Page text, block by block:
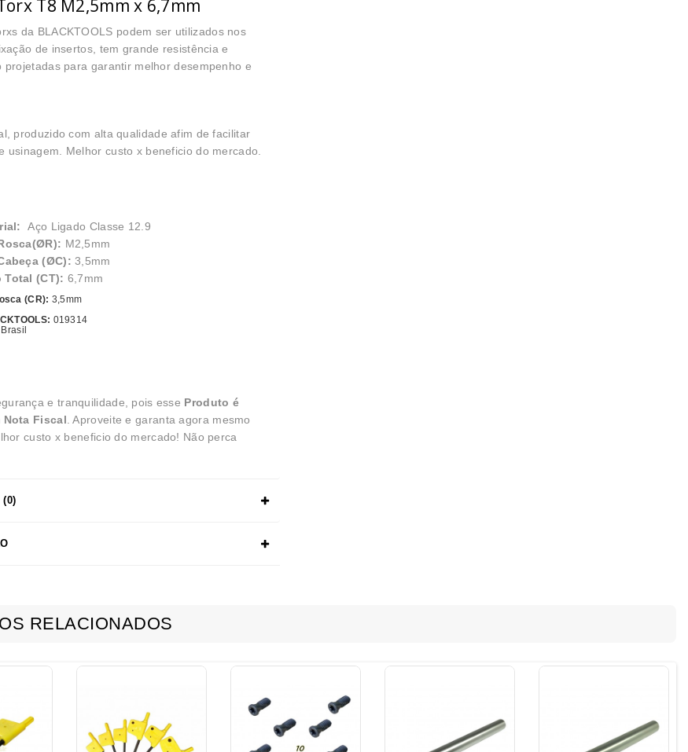
T8 M2,5mm x 6,7mm
da BLACKTOOLS podem ser utilizados nos
de insertos, tem grande resistência e
projetadas para garantir melhor desempenho e
produzido com alta qualidade afim de facilitar
usinagem. Melhor custo x beneficio do mercado.
Aço Ligado Classe 12.9
M2,5mm
(ØC): 3,5mm
Total (CT): 6,7mm
(CR): 3,5mm
019314
Brasil
e tranquilidade, pois esse Produto é
Nota Fiscal . Aproveite e garanta agora mesmo
custo x beneficio do mercado! Não perca
(0)
RELACIONADOS